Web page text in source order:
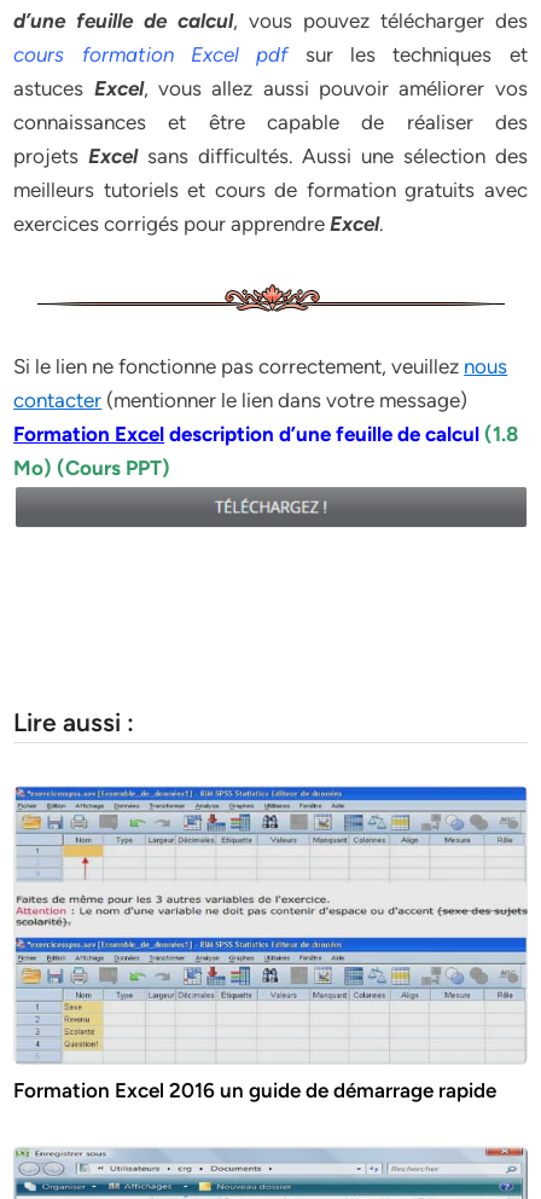
d’une feuille de calcul, vous pouvez télécharger des
cours formation Excel pdfsur les techniques et
astuces Excel, vous allez aussi pouvoir améliorer vos
connaissances et être capable de réaliser des
projetsExcel sans difficultés. Aussi une sélection des
meilleurs tutoriels et cours de formation gratuits avec
exercices corrigés pour apprendreExcel.
Si le lien ne fonctionne pas correctement, veuillez nous
contacter (mentionner le lien dans votre message)
Formation Excel description d’une feuille de calcul(1.8
Mo) (Cours PPT)
Lire aussi :
Formation Excel 2016 un guide de démarrage rapide